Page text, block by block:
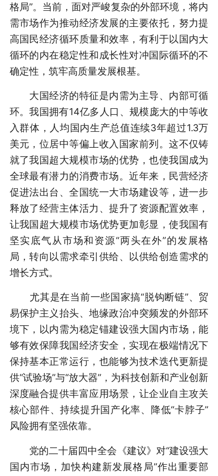
格局”。当前，面对严峻复杂的外部环境，将内
需市场作为推动经济发展的主要依托，努力提
高国民经济循环质量和效率，有利于以国内大
循环的内在稳定性和成长性对冲国际循环的不
确定性，筑牢高质量发展根基。
大国经济的特征是内需为主导、内部可循
环。我国拥有14亿多人口、规模庞大的中等收
入群体，人均国内生产总值连续3年超过1.3万
美元，位居中等偏上收入国家前列。这不仅铸
就了我国超大规模市场的优势，也使我国成为
全球最有潜力的消费市场。近年来，民营经济
促进法出台、全国统一大市场建设等，进一步
释放了经营主体活力、提升了资源配置效率，
让我国超大规模市场优势更加彰显，使我国有
坚实底气从市场和资源“两头在外”的发展格
局，转向以需求牵引供给、以供给创造需求的
增长方式。
尤其是在当前一些国家搞“脱钩断链”、贸
易保护主义抬头、地缘政治冲突频发的外部环
境下，以内需为稳定锚建设强大国内市场，能
够有效保障我国经济安全，实现在极端情况下
保持基本正常运行，也能够为技术迭代更新提
供“试验场”与“放大器”，为科技创新和产业创新
深度融合提供丰富应用场景，让企业自主攻关
核心部件、持续提升国产化率、降低“卡脖子”
风险拥有坚强依靠。
党的二十届四中全会《建议》对“建设强大
国内市场，加快构建新发展格局”作出重要部